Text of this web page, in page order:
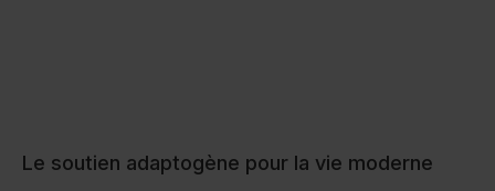
Le soutien adaptogène pour la vie moderne